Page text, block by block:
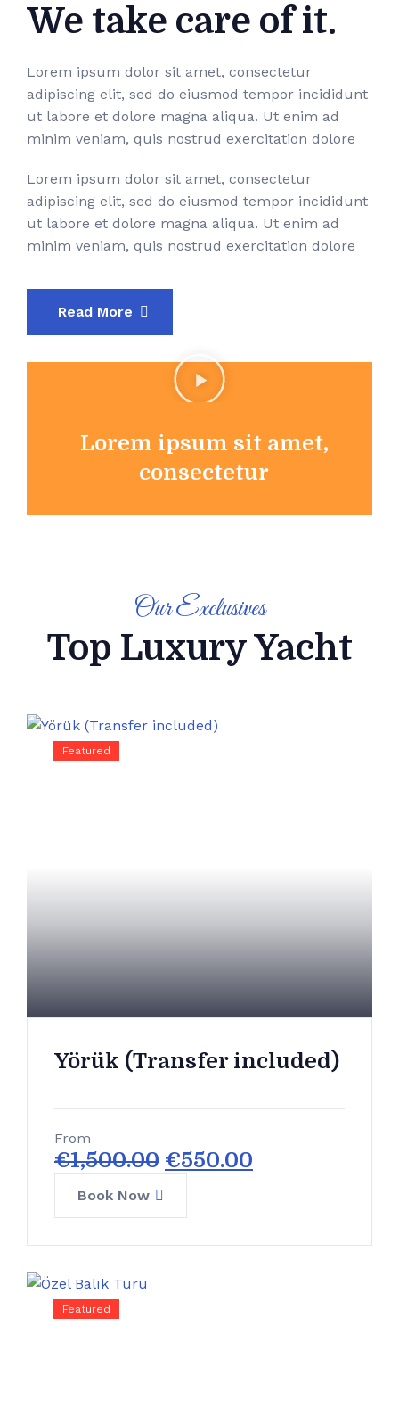
We take care of it.
Lorem ipsum dolor sit amet, consectetur
adipiscing elit, sed do eiusmod tempor incididunt
ut labore et dolore magna aliqua. Ut enim ad
minim veniam, quis nostrud exercitation dolore
Lorem ipsum dolor sit amet, consectetur
adipiscing elit, sed do eiusmod tempor incididunt
ut labore et dolore magna aliqua. Ut enim ad
minim veniam, quis nostrud exercitation dolore
Read More
Lorem ipsum sit amet,
consectetur
Our Exclusives
Top Luxury Yacht
Featured
Yörük (Transfer included)
From
€1,500.00 €550.00
Book Now
Featured